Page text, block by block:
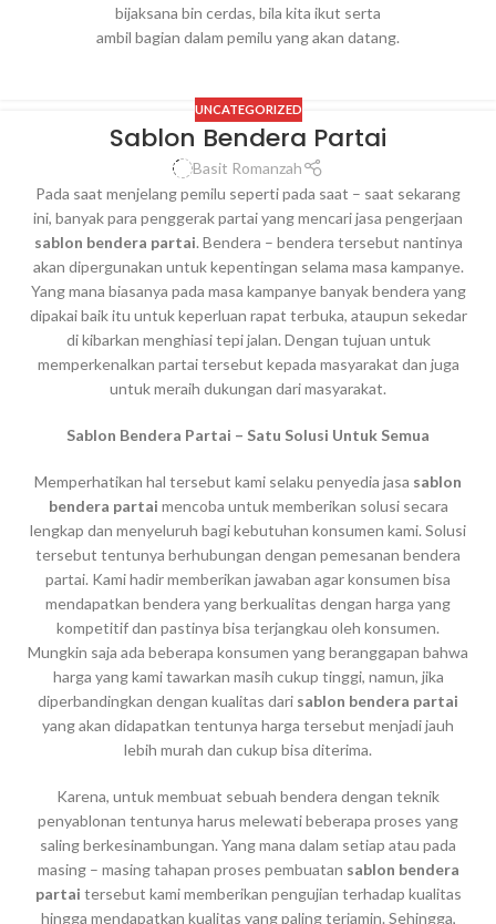
bijaksana bin cerdas, bila kita ikut serta
ambil bagian dalam pemilu yang akan datang.
UNCATEGORIZED
Sablon Bendera Partai
Basit Romanzah
Pada saat menjelang pemilu seperti pada saat – saat sekarang
ini, banyak para penggerak partai yang mencari jasa pengerjaan
sablon bendera partai. Bendera – bendera tersebut nantinya
akan dipergunakan untuk kepentingan selama masa kampanye.
Yang mana biasanya pada masa kampanye banyak bendera yang
dipakai baik itu untuk keperluan rapat terbuka, ataupun sekedar
di kibarkan menghiasi tepi jalan. Dengan tujuan untuk
memperkenalkan partai tersebut kepada masyarakat dan juga
untuk meraih dukungan dari masyarakat.
Sablon Bendera Partai – Satu Solusi Untuk Semua
Memperhatikan hal tersebut kami selaku penyedia jasa sablon
bendera partai mencoba untuk memberikan solusi secara
lengkap dan menyeluruh bagi kebutuhan konsumen kami. Solusi
tersebut tentunya berhubungan dengan pemesanan bendera
partai. Kami hadir memberikan jawaban agar konsumen bisa
mendapatkan bendera yang berkualitas dengan harga yang
kompetitif dan pastinya bisa terjangkau oleh konsumen.
Mungkin saja ada beberapa konsumen yang beranggapan bahwa
harga yang kami tawarkan masih cukup tinggi, namun, jika
diperbandingkan dengan kualitas dari sablon bendera partai
yang akan didapatkan tentunya harga tersebut menjadi jauh
lebih murah dan cukup bisa diterima.
Karena, untuk membuat sebuah bendera dengan teknik
penyablonan tentunya harus melewati beberapa proses yang
saling berkesinambungan. Yang mana dalam setiap atau pada
masing – masing tahapan proses pembuatan sablon bendera
partai tersebut kami memberikan pengujian terhadap kualitas
hingga mendapatkan kualitas yang paling terjamin. Sehingga,